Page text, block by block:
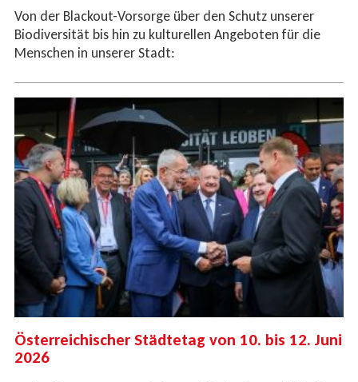
Von der Blackout-Vorsorge über den Schutz unserer
Biodiversität bis hin zu kulturellen Angeboten für die
Menschen in unserer Stadt:
Österreichischer Städtetag von 10. bis 12. Juni
2026